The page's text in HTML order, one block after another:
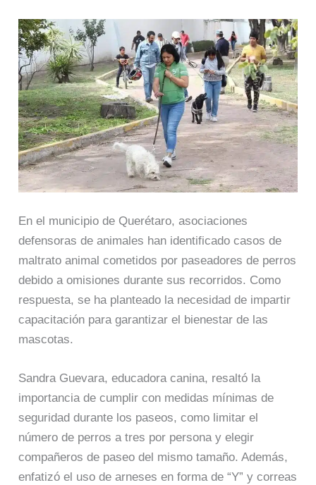
En el municipio de Querétaro, asociaciones
defensoras de animales han identificado casos de
maltrato animal cometidos por paseadores de perros
debido a omisiones durante sus recorridos. Como
respuesta, se ha planteado la necesidad de impartir
capacitación para garantizar el bienestar de las
mascotas.
Sandra Guevara, educadora canina, resaltó la
importancia de cumplir con medidas mínimas de
seguridad durante los paseos, como limitar el
número de perros a tres por persona y elegir
compañeros de paseo del mismo tamaño. Además,
enfatizó el uso de arneses en forma de “Y” y correas